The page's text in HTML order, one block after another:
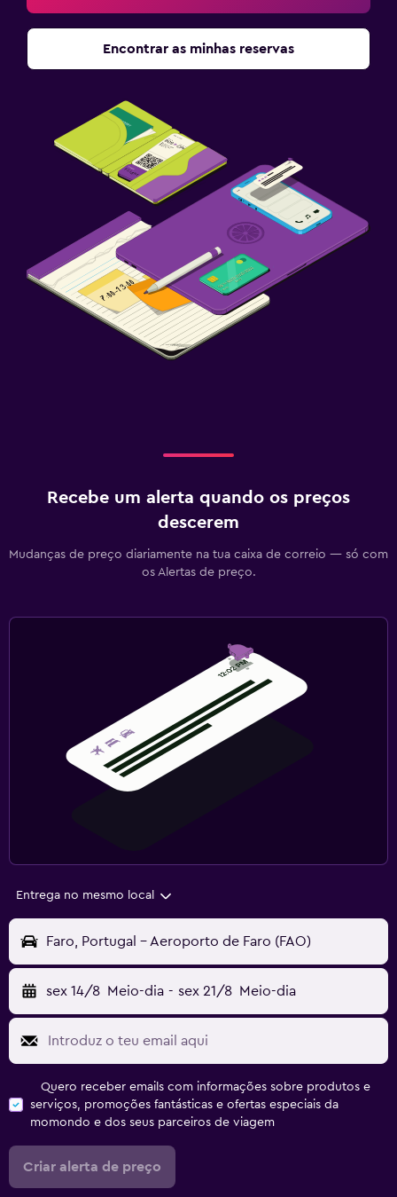
Encontrar as minhas reservas
Recebe um alerta quando os preços
descerem
Mudanças de preço diariamente na tua caixa de correio — só com
os Alertas de preço.
Entrega no mesmo local
Faro, Portugal - Aeroporto de Faro (FAO)
sex 14/8 Meio-dia - sex 21/8 Meio-dia
Quero receber emails com informações sobre produtos e
serviços, promoções fantásticas e ofertas especiais da
momondo e dos seus parceiros de viagem
Criar alerta de preço